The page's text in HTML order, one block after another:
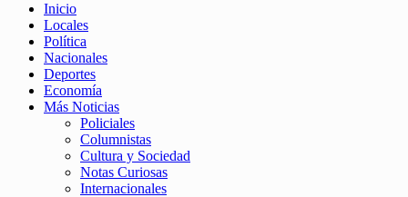
Inicio
Locales
Política
Nacionales
Deportes
Economía
Más Noticias
Policiales
Columnistas
Cultura y Sociedad
Notas Curiosas
Internacionales